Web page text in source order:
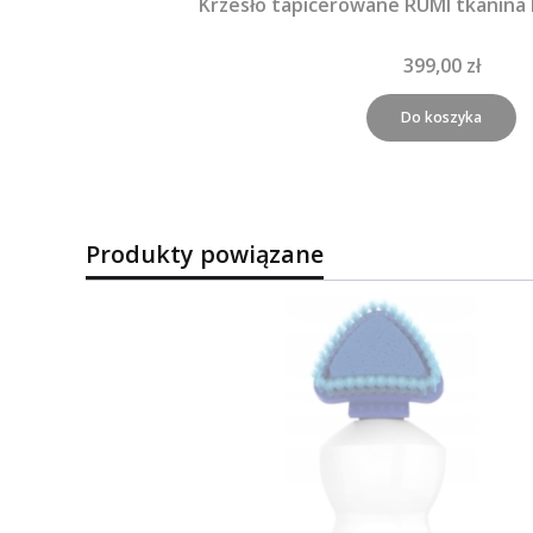
399,00 zł
Do koszyka
Produkty powiązane